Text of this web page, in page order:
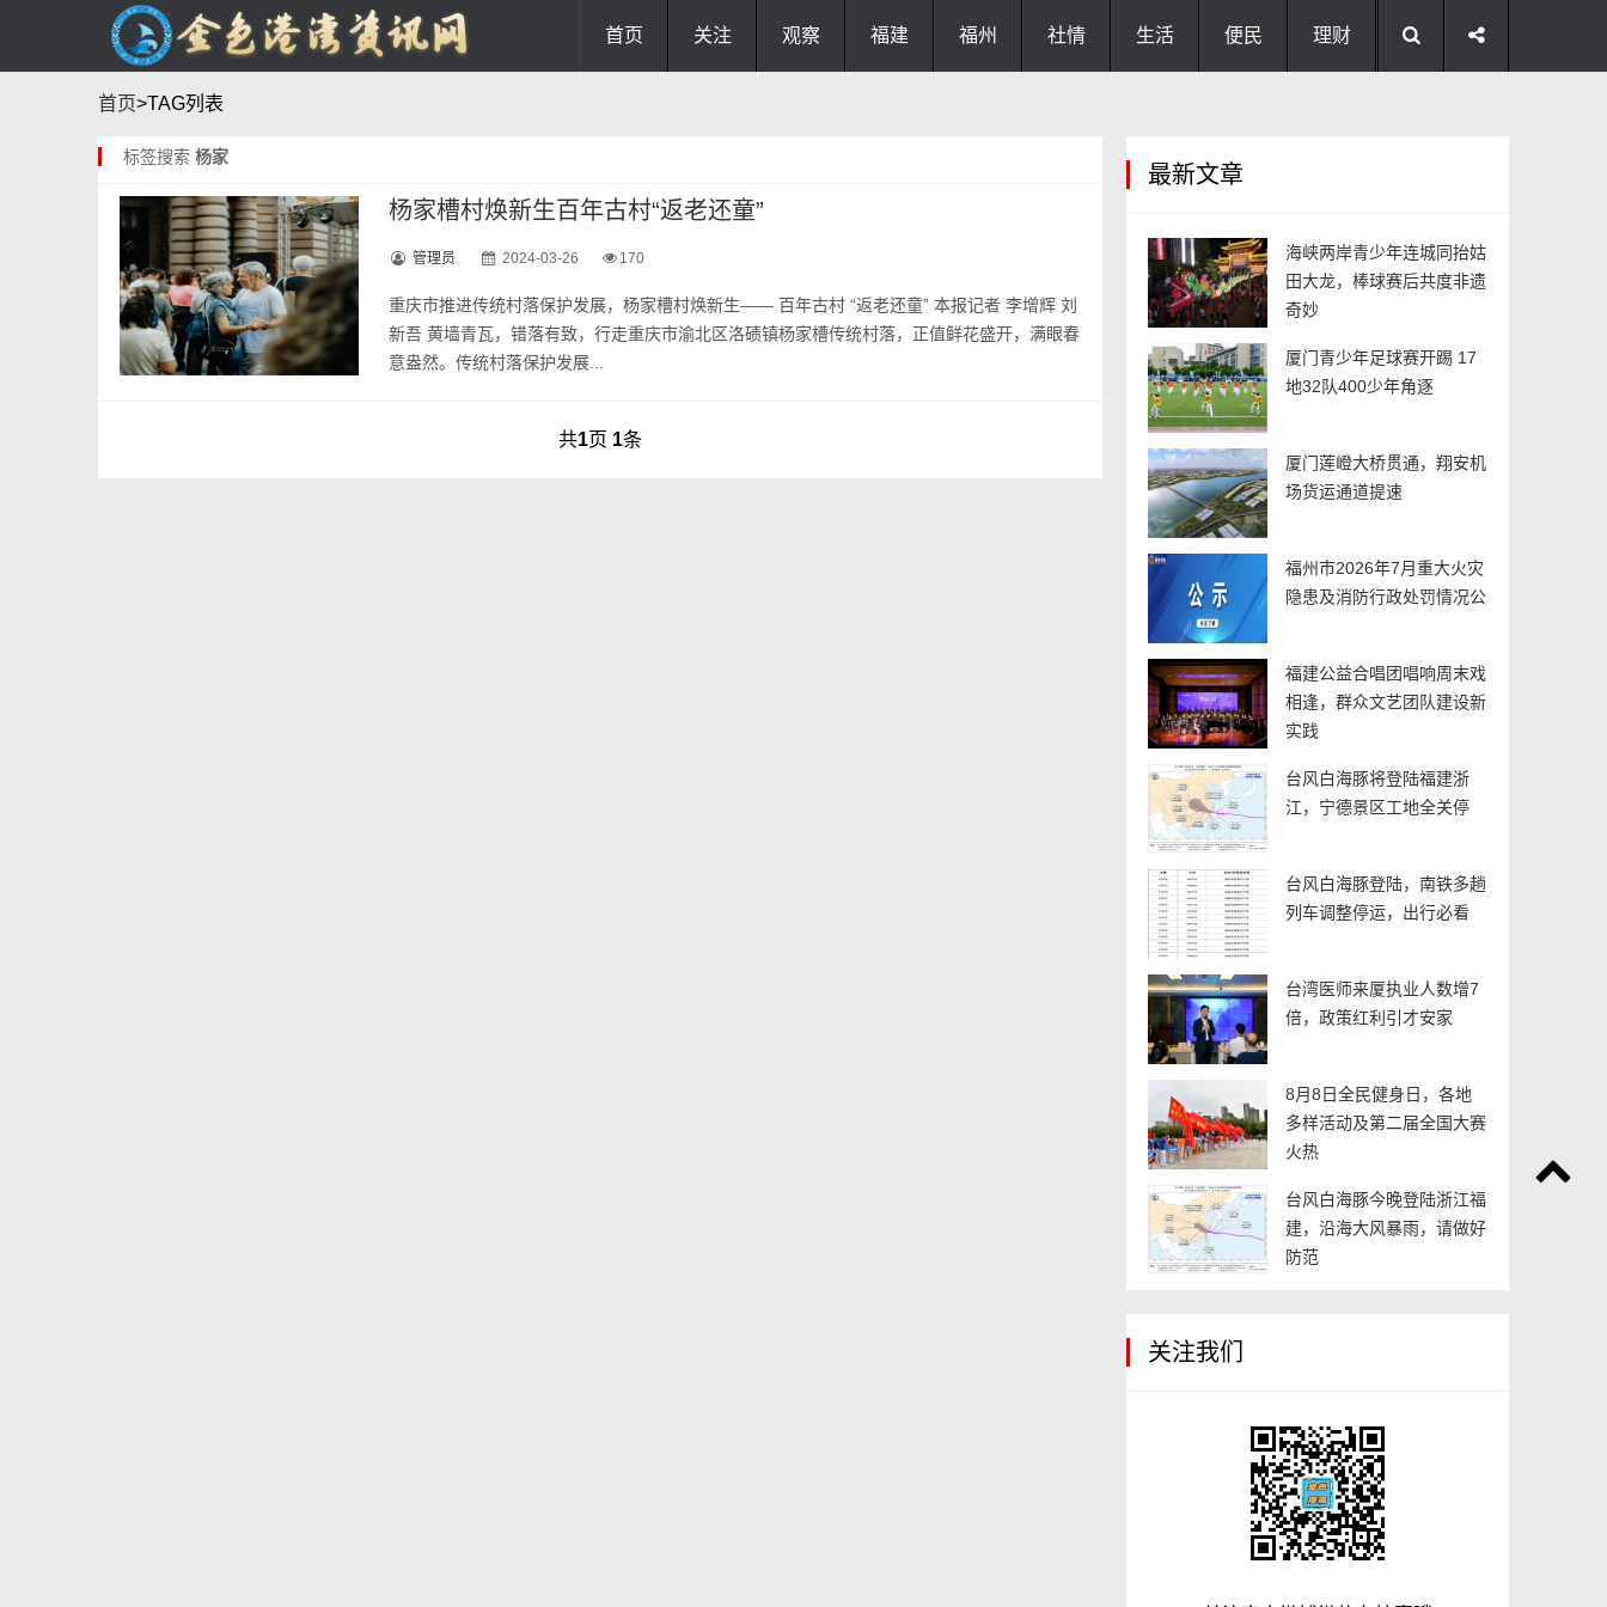
首页 关注 观察 福建 福州 社情 生活 便民 理财
首页>TAG列表
标签搜索 杨家
杨家槽村焕新生百年古村“返老还童”
管理员 2024-03-26 170
重庆市推进传统村落保护发展，杨家槽村焕新生—— 百年古村 “返老还童” 本报记者 李增辉 刘
新吾 黄墙青瓦，错落有致，行走重庆市渝北区洛碛镇杨家槽传统村落，正值鲜花盛开，满眼春
意盎然。传统村落保护发展...
共1页 1条
最新文章
海峡两岸青少年连城同抬姑
田大龙，棒球赛后共度非遗
奇妙
厦门青少年足球赛开踢 17
地32队400少年角逐
厦门莲嶝大桥贯通，翔安机
场货运通道提速
福州市2026年7月重大火灾
隐患及消防行政处罚情况公
福建公益合唱团唱响周末戏
相逢，群众文艺团队建设新
实践
台风白海豚将登陆福建浙
江，宁德景区工地全关停
台风白海豚登陆，南铁多趟
列车调整停运，出行必看
台湾医师来厦执业人数增7
倍，政策红利引才安家
8月8日全民健身日，各地
多样活动及第二届全国大赛
火热
台风白海豚今晚登陆浙江福
建，沿海大风暴雨，请做好
防范
关注我们